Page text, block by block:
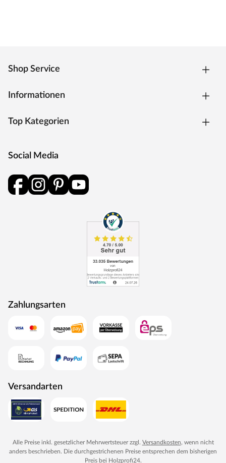
Shop Service
Informationen
Top Kategorien
Social Media
Zahlungsarten
Versandarten
Alle Preise inkl. gesetzlicher Mehrwertsteuer zzgl. Versandkosten, wenn nicht
anders beschrieben. Die durchgestrichenen Preise entsprechen dem bisherigen
Preis bei Holzprofi24.